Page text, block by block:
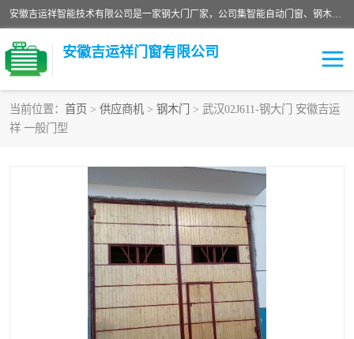
安徽吉运祥智能技术有限公司是一家钢大门厂家，公司集智能自动门窗、钢木门、特种门窗、工业门窗、图集门窗、定制门窗、非标门窗等通道产品的研发设计、制作、安装于一体的综合性、性高新技术企业。
安徽吉运祥门窗有限公司
当前位置： 首页 > 供应商机 > 钢木门
> 武汉02J611-钢大门 安徽吉运
祥 一般门型
保温门
变压器室门窗
工业电动折叠门 钢木门
工业平移门
工业平开门 监狱门及监狱设备
变压器室配电房门 钢大门厂家